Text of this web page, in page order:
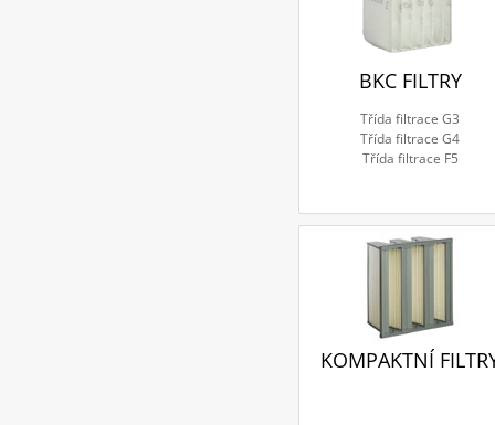
BKC FILTRY
Třída filtrace G3
Třída filtrace G4
Třída filtrace F5
KOMPAKTNÍ